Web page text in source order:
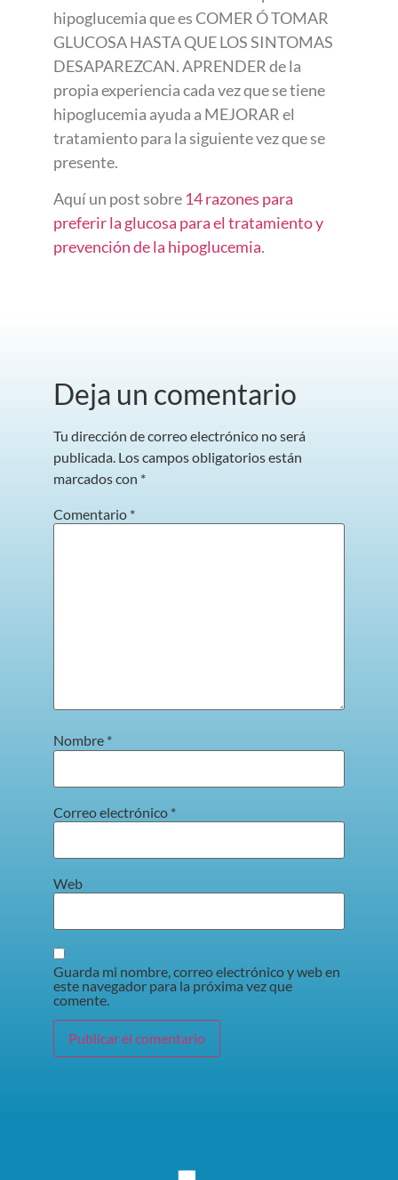
hipoglucemia que es COMER Ó TOMAR
GLUCOSA HASTA QUE LOS SINTOMAS
DESAPAREZCAN. APRENDER de la
propia experiencia cada vez que se tiene
hipoglucemia ayuda a MEJORAR el
tratamiento para la siguiente vez que se
presente.
Aquí un post sobre 14 razones para
preferir la glucosa para el tratamiento y
prevención de la hipoglucemia.
Deja un comentario
Tu dirección de correo electrónico no será
publicada. Los campos obligatorios están
marcados con *
Comentario *
Nombre *
Correo electrónico *
Web
Guarda mi nombre, correo electrónico y web en
este navegador para la próxima vez que
comente.